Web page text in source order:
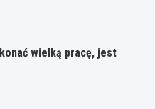
wielką pracę, jest